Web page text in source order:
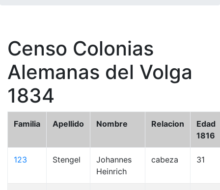
Censo Colonias
Alemanas del Volga
1834
Familia Apellido Nombre Relacion
Edad
1816
123 Stengel
Johannes
Heinrich
cabeza 31